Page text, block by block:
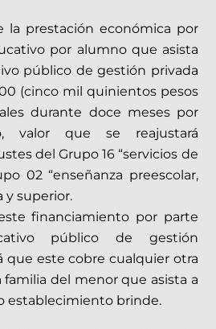
la prestación económica por
por alumno que asista
público de gestión privada
(cinco mil quinientos pesos
durante doce meses por
valor que se reajustará
del Grupo 16 “servicios de
02 “enseñanza preescolar,
y superior.
financiamiento por parte
público de gestión
que este cobre cualquier otra
del menor que asista a
establecimiento brinde.